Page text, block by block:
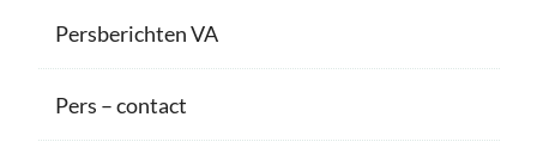
Persberichten VA
Pers – contact